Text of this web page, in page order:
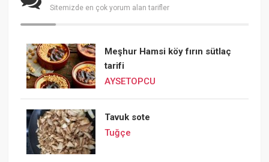
Sitemizde en çok yorum alan tarifler
Meşhur Hamsi köy fırın sütlaç
tarifi
AYSETOPCU
Tavuk sote
Tuğçe